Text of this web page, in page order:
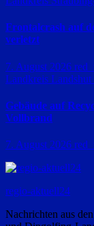
Frontalcrash auf
verletzt
7. August 2026
Landkreis Landshut
Gebäude auf
Vollbrand
7. August 2026
regio-aktuell24
Nachrichten aus